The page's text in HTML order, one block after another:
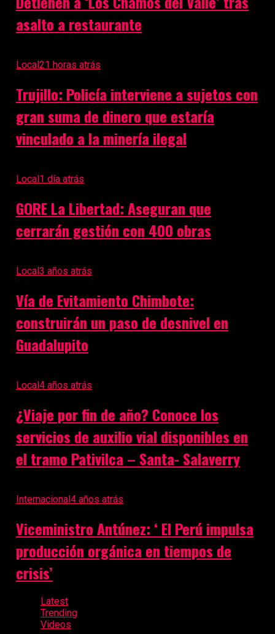
asalto a restaurante
Local 21 horas atrás
Trujillo: Policía interviene a sujetos con
gran suma de dinero que estaría
vinculado a la minería ilegal
Local 1 día atrás
GORE La Libertad: Aseguran que
cerrarán gestión con 400 obras
Local3 años atrás
Vía de Evitamiento Chimbote:
construirán un paso de desnivel en
Guadalupito
Local4 años atrás
¿Viaje por fin de año? Conoce los
servicios de auxilio vial disponibles en
el tramo Pativilca – Santa- Salaverry
Internacional4 años atrás
Viceministro Antúnez: ‘ El Perú impulsa
producción orgánica en tiempos de
crisis’
Latest
Trending
Videos